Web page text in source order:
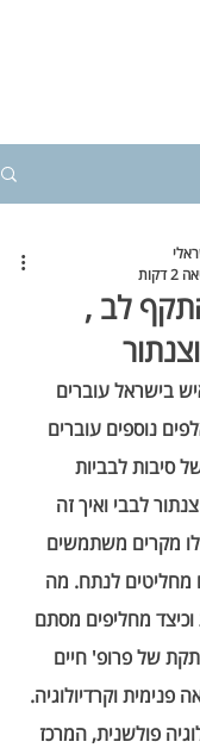
לב ,
20,000 איש בישראל עוברים
נוספים עוברים
סיבות לבביות
לבבי ואיך זה
מקרים משתמשים
מחליטים לנתח. מה
מחליפים מסתם
של פרופ' חיים
פנימית וקרדיולוגיה.
פולשנית, המרכז